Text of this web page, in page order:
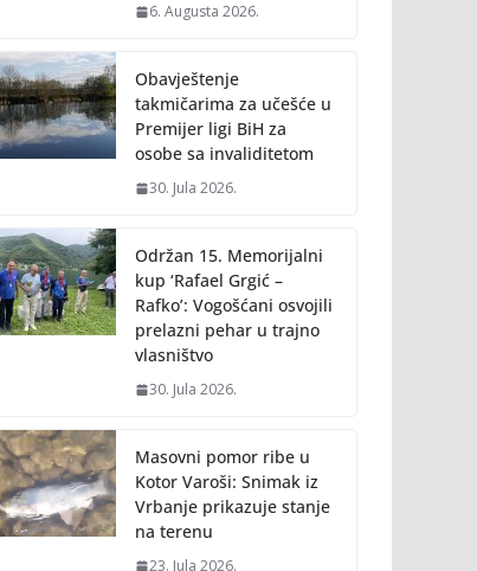
6. Augusta 2026.
Obavještenje
takmičarima za učešće u
Premijer ligi BiH za
osobe sa invaliditetom
30. Jula 2026.
Održan 15. Memorijalni
kup ‘Rafael Grgić –
Rafko’: Vogošćani osvojili
prelazni pehar u trajno
vlasništvo
30. Jula 2026.
Masovni pomor ribe u
Kotor Varoši: Snimak iz
Vrbanje prikazuje stanje
na terenu
23. Jula 2026.